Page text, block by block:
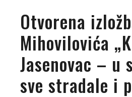
Otvorena
Mihovilovića
Jasenovac – u
sve stradale i